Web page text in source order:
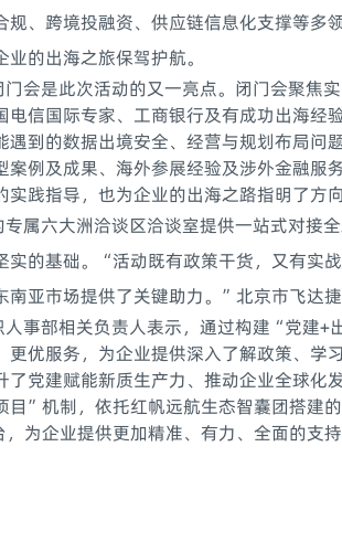
规、跨境投融资、供应链信息化支撑等多
的出海之旅保驾护航。
会是此次活动的又一亮点。闭门会聚焦
电信国际专家、工商银行及有成功出海经
遇到的数据出境安全、经营与规划布局问
案例及成果、海外参展经验及涉外金融服
践指导，也为企业的出海之路指明了方向
六大洲洽谈区洽谈室提供一站式对接
实的基础。“活动既有政策干货，又有实
南亚市场提供了关键助力。”北京市飞达
事部相关负责人表示，通过构建“党建+
更优服务，为企业提供深入了解政策、学
了党建赋能新质生产力、推动企业全球
目”机制，依托红帆远航生态智囊团搭建
为企业提供更加精准、有力、全面的支